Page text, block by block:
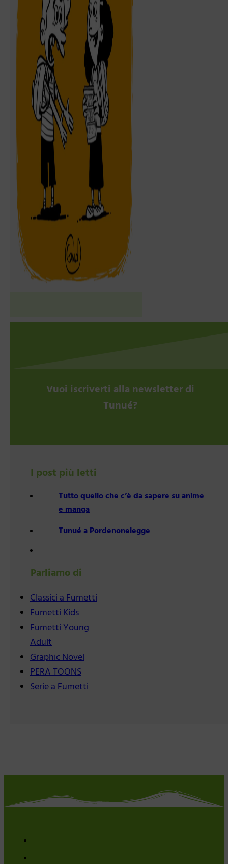
Vuoi iscriverti alla newsletter di
Tunué?
I post più letti
Tutto quello che c’è da sapere su anime
e manga
Tunué a Pordenonelegge
Parliamo di
Classici a Fumetti
Fumetti Kids
Fumetti Young
Adult
Graphic Novel
PERA TOONS
Serie a Fumetti